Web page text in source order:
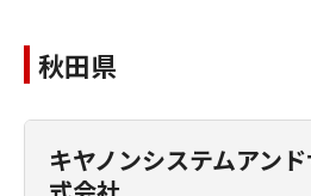
秋田県
キヤノンシステムアン